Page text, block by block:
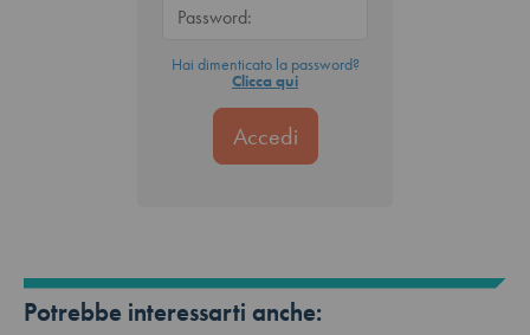
Hai dimenticato la password?
Clicca qui
Potrebbe interessarti anche: